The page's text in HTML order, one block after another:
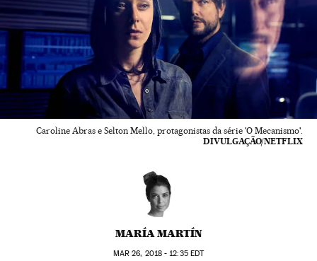
Caroline Abras e Selton Mello, protagonistas da série 'O Mecanismo'.
DIVULGAÇÃO/NETFLIX
MARÍA MARTÍN
MAR 26, 2018 - 12:35EDT